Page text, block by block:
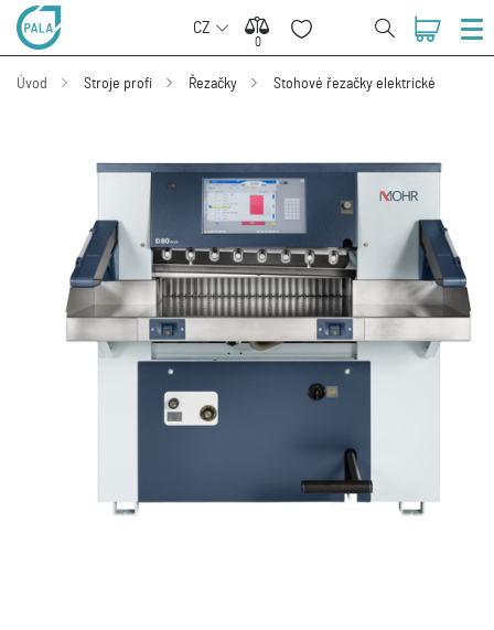
CZ
0
0
Úvod Stroje profi Řezačky Stohové řezačky elektrické